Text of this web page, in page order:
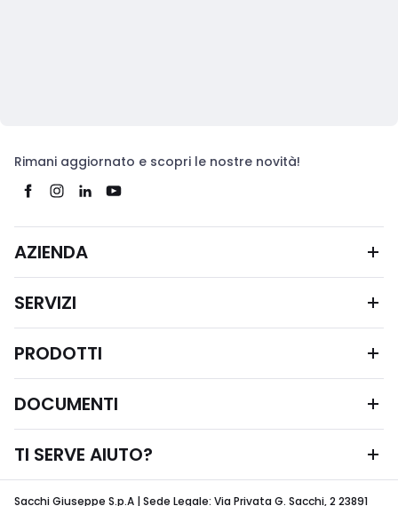
Rimani aggiornato e scopri le nostre novità!
AZIENDA
SERVIZI
PRODOTTI
DOCUMENTI
TI SERVE AIUTO?
Sacchi Giuseppe S.p.A | Sede Legale: Via Privata G. Sacchi, 2 23891